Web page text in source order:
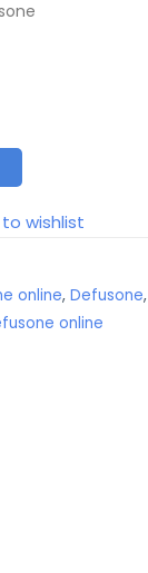
wishlist
online, Defusone,
online